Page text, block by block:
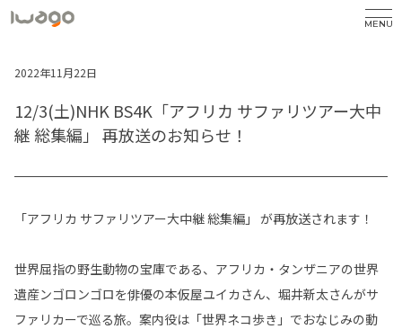
MENU
2022年11月22日
12/3(土)NHK BS4K「アフリカ サファリツアー大中
継 総集編」 再放送のお知らせ！
「アフリカ サファリツアー大中継 総集編」 が再放送されます！
世界屈指の野生動物の宝庫である、アフリカ・タンザニアの世界
遺産ンゴロンゴロを俳優の本仮屋ユイカさん、堀井新太さんがサ
ファリカーで巡る旅。案内役は「世界ネコ歩き」でおなじみの動